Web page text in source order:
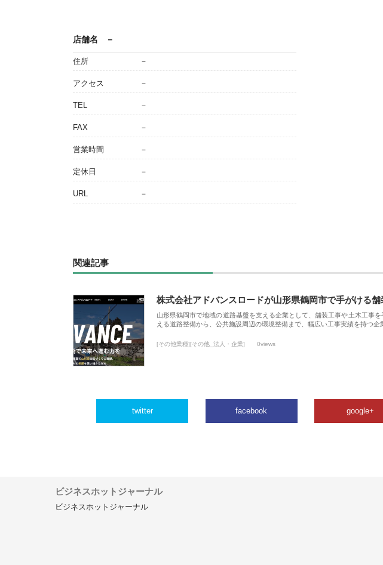
店舗名 －
住所 －
アクセス －
TEL －
FAX －
営業時間 －
定休日 －
URL －
関連記事
株式会社アドバンスロードが山形県鶴岡市で手がける
山形県鶴岡市で地域の道路基盤を支える企業として、舗装工事や土木工事
える道路整備から、公共施設周辺の環境整備まで、幅広い工事実績を持つ企
[その他業種][その他_法人・企業] 0views
twitter facebook google+
ビジネスホットジャーナル
ビジネスホットジャーナル